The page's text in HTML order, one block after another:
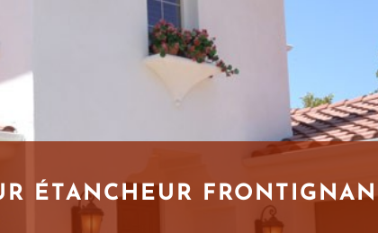
ÉTANCHEUR FRONTIGNAN